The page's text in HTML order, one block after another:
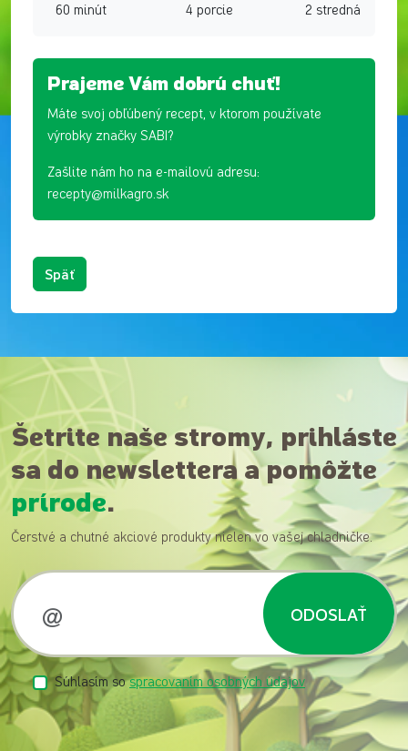
60 minút 4 porcie 2 stredná
Prajeme Vám dobrú chuť!
Máte svoj obľúbený recept, v ktorom používate
výrobky značky SABI?
Zašlite nám ho na e-mailovú adresu:
recepty@milkagro.sk
Späť
Šetrite naše stromy, prihláste
sa do newslettera a pomôžte
prírode.
Čerstvé a chutné akciové produkty nielen vo vašej chladničke.
ODOSLAŤ
Súhlasím sospracovaním osobných údajov